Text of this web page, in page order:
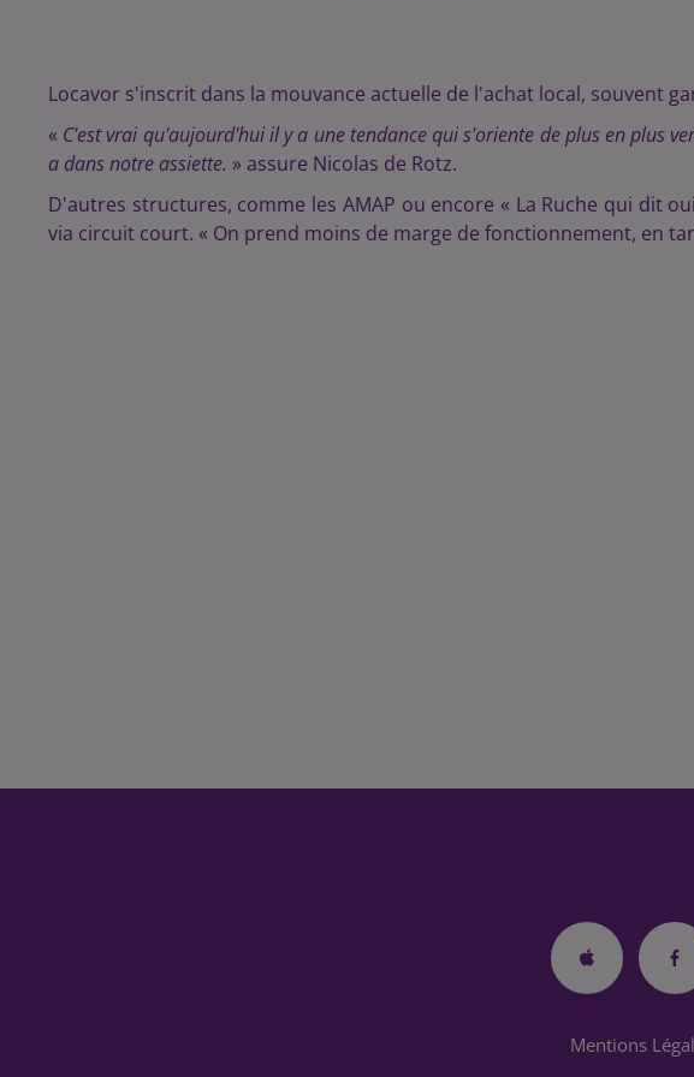
Locavor s'inscrit dans la mouvance actuelle de l'achat local, souvent
« C'est vrai qu'aujourd'hui il y a une tendance qui s'oriente de plus en plus
a dans notre assiette. » assure Nicolas de Rotz.
D'autres structures, comme les AMAP ou encore « La Ruche qui dit
via circuit court. « On prend moins de marge de fonctionnement, en
Mentions